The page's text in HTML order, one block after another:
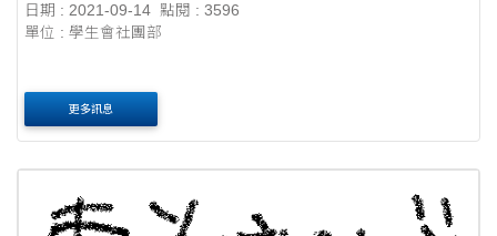
日期 : 2021-09-14 點閱 : 3596
單位 : 學生會社團部
更多訊息